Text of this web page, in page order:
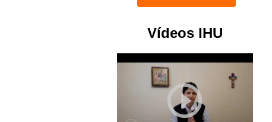
Vídeos IHU
play_circle_outline